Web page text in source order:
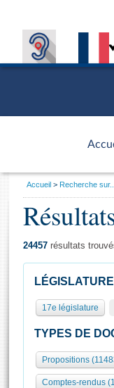
Présidence
577 députés
Groupes
Séance
Commissions
Europe et
Général
Rôle et
Organisation
Présidence
Visiter
Visite virtuelle
Assister à une
Vous
Accueil Recherche sur...
24457 résultats
LÉGISLATURE
17e législature
TYPES DE
Propositions
Comptes-rendus